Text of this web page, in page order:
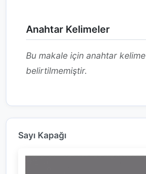
Anahtar Kelimeler
Bu makale için anahtar kelime
belirtilmemiştir.
Sayı Kapağı